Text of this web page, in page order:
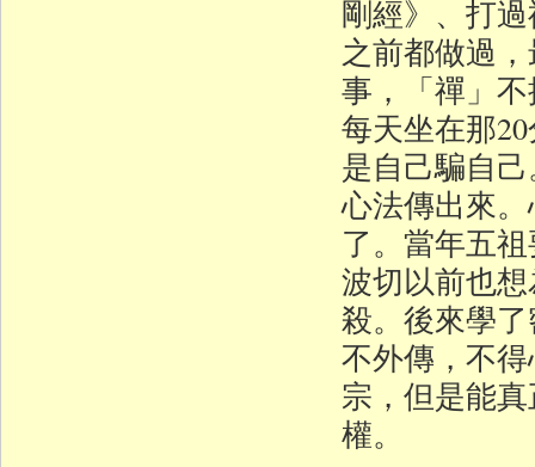
剛經》、打
之前都做過
事，「禪」
每天坐在那
是自己騙自
心法傳出來
了。當年五
波切以前也
殺。後來學
不外傳，不
宗，但是能
權。